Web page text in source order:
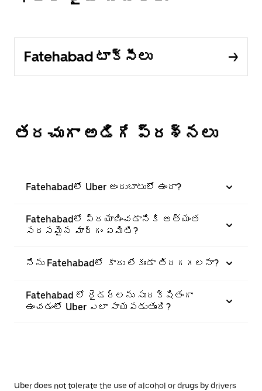
Fatehabad టాక్సీలు
తరచుగా అడిగే ప్రశ్నలు
Fatehabadలో Uber అందుబాటులో ఉందా?
Fatehabadలో ప్రయాణించడానికి అత్యంత
సరసమైన మార్గం ఏమిటి?
నేను Fatehabadలో కారు లేకుండా తిరగగలనా?
Fatehabad లో రైడర్‌లను సురక్షితంగా
ఉంచడంలో Uber ఎలా సాయపడుతుంది?
Uber does not tolerate the use of alcohol or drugs by drivers